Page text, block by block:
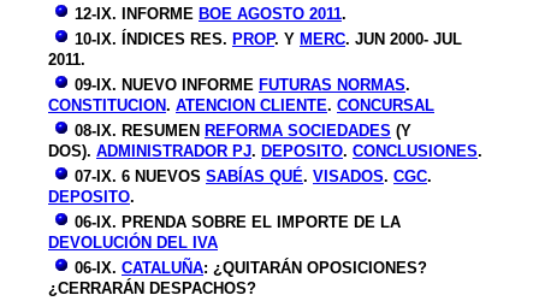
12-I X. INFORME BOE AGOSTO 2011.
10-I X. ÍNDICES RES. PROP. Y MERC. JUN 2000- JUL
2011.
09-I X. NUEVO INFORME FUTURAS NORMAS.
CONSTITUCION. ATENCION CLIENTE. CONCURSAL
08-I X. RESUMEN REFORMA SOCIEDADES (Y
DOS). ADMINISTRADOR PJ. DEPOSITO. CONCLUSIONES.
07-I X. 6 NUEVOS SABÍAS QUÉ. VISADOS. CGC.
DEPOSITO.
06-I X. PRENDA SOBRE EL IMPORTE DE LA
DEVOLUCIÓN DEL IVA
06-I X. CATALUÑA: ¿QUITARÁN OPOSICIONES?
¿CERRARÁN DESPACHOS?